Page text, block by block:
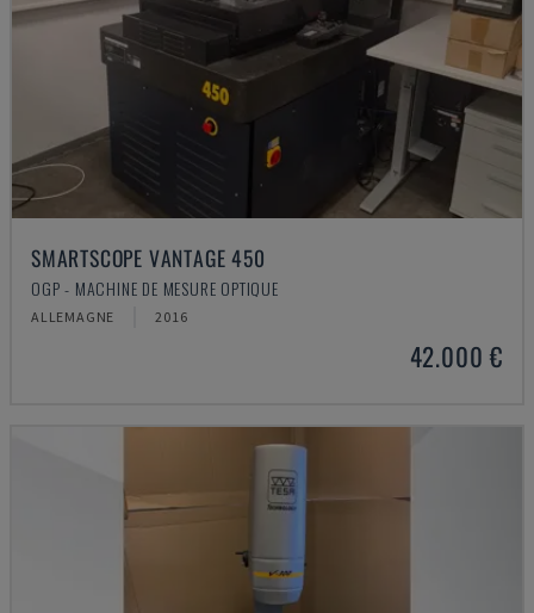
SMARTSCOPE VANTAGE 450
OGP - MACHINE DE MESURE OPTIQUE
ALLEMAGNE 2016
42.000 €